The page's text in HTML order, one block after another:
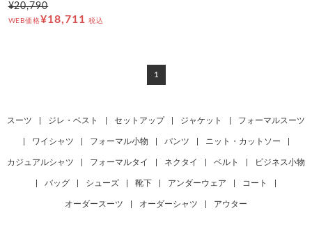
¥20,790
WEB価格¥18,711 税込
1
スーツ ジレ・ベスト セットアップ ジャケット フォーマルスーツ
ワイシャツ フォーマル小物 パンツ ニット・カットソー
カジュアルシャツ フォーマルタイ ネクタイ ベルト ビジネス小物
バッグ シューズ 靴下 アンダーウェア コート
オーダースーツ オーダーシャツ アウター